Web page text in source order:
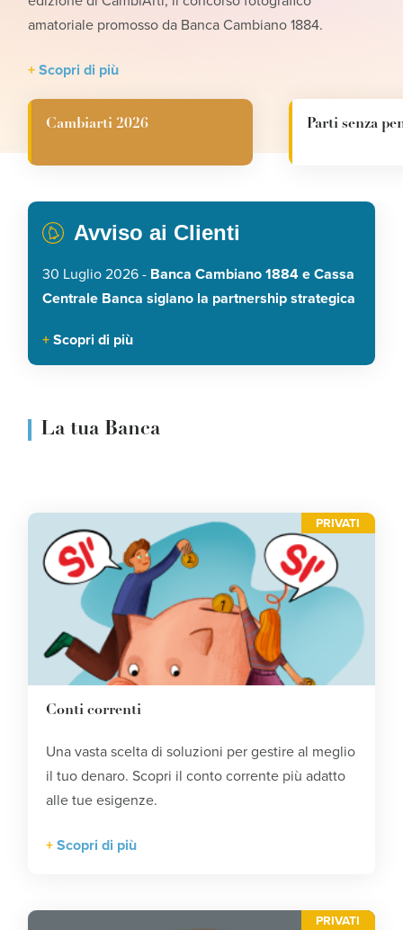
amatoriale promosso da Banca Cambiano 1884.
Scopri di più
in Italia e nel mondo.
Scopri nel nostro articolo cosa cambia dal 3 agosto
Cambiarti 2026 Parti senza
Avviso ai Clienti
30 Luglio 2026 - Banca Cambiano 1884 e Cassa
Centrale Banca siglano la partnership strategica
Scopri di più
La tua Banca
PRIVATI
Conti correnti
Una vasta scelta di soluzioni per gestire al meglio
il tuo denaro. Scopri il conto corrente più adatto
alle tue esigenze.
Scopri di più
PRIVATI